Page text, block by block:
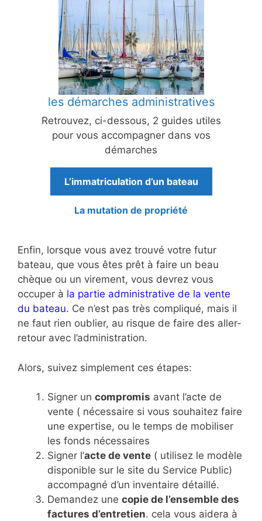
les démarches administratives
Retrouvez, ci-dessous, 2 guides utiles
pour vous accompagner dans vos
démarches
L’immatriculation d’un bateau
La mutation de propriété
Enfin, lorsque vous avez trouvé votre futur
bateau, que vous êtes prêt à faire un beau
chèque ou un virement, vous devrez vous
occuper à la partie administrative de la vente
du bateau. Ce n’est pas très compliqué, mais il
ne faut rien oublier, au risque de faire des aller-
retour avec l’administration.
Alors, suivez simplement ces étapes:
Signer un compromis avant l’acte de
vente ( nécessaire si vous souhaitez faire
une expertise, ou le temps de mobiliser
les fonds nécessaires
Signer l’acte de vente ( utilisez le modèle
disponible sur le site du Service Public)
accompagné d’un inventaire détaillé.
Demandez une copie de l’ensemble des
factures d’entretien. cela vous aidera à